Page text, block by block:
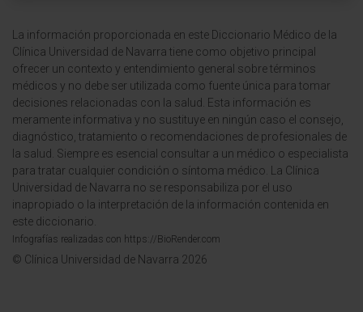
La información proporcionada en este Diccionario Médico de la
Clínica Universidad de Navarra tiene como objetivo principal
ofrecer un contexto y entendimiento general sobre términos
médicos y no debe ser utilizada como fuente única para tomar
decisiones relacionadas con la salud. Esta información es
meramente informativa y no sustituye en ningún caso el consejo,
diagnóstico, tratamiento o recomendaciones de profesionales de
la salud. Siempre es esencial consultar a un médico o especialista
para tratar cualquier condición o síntoma médico. La Clínica
Universidad de Navarra no se responsabiliza por el uso
inapropiado o la interpretación de la información contenida en
este diccionario.
Infografías realizadas con https://BioRender.com
© Clínica Universidad de Navarra 2026